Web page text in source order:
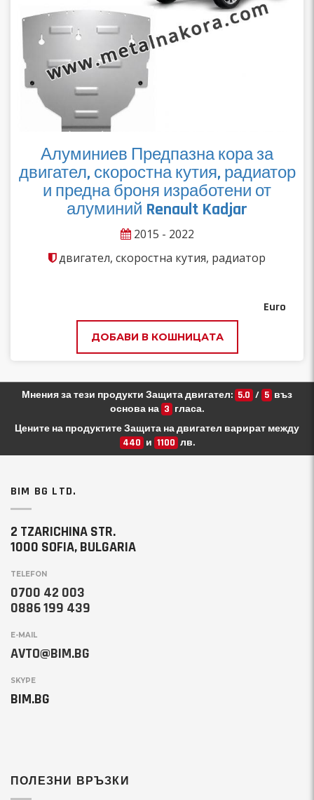
Алуминиев Предпазна кора за
двигател, скоростна кутия, радиатор
и предна броня изработени от
алуминий Renault Kadjar
2015 - 2022
двигател, скоростна кутия, радиатор
Euro
ДОБАВИ В КОШНИЦАТА
Мнения за тези продукти Защита двигател: 5.0 / 5 въз
основа на 3 гласа.
Цените на продуктите Защита на двигател варират между
440 и 1100 лв.
BIM BG LTD.
2 TZARICHINA STR.
1000 SOFIA, BULGARIA
TELEFON
0700 42 003
0886 199 439
E-MAIL
AVTO@BIM.BG
SKYPE
BIM.BG
ПОЛЕЗНИ ВРЪЗКИ